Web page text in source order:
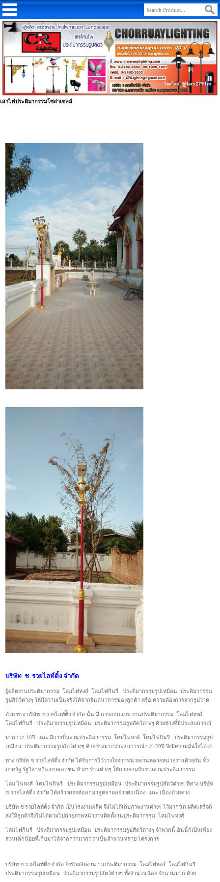
เสาไฟประติมากรรมโซล่าเซลล์
บริษัท ช รวยไลท์ติ้ง จำกัด
ผู้ผลิตงานประติมากรรม โคมไฟหงส์ โคมไฟกินรี ประติมากรรมรูปเหมือน ประติมากรรม
รูปสัตว์ต่างๆ ให้มีความเป็นจริงได้จากจินตนาการของลูกค้า หรือ ความต้องการจากรูปวาด
ด้วย ทาง บริษัท ช รวยไลท์ต้ิง จำกัด นั้น มี การออกแบบ งานประติมากรรม โคมไฟหงส์
โคมไฟกินรี ประติมากรรมรูปเหมือน ประติมากรรมรูปสัตว์ต่างๆ ด้วยช่างที่มีประสบการณ์
มากกว่า 10ปี และ มีการปั่นงานประติมากรรม โคมไฟหงส์ โคมไฟกินรี ประติมากรรมรูป
เหมือน ประติมากรรมรูปสัตว์ต่างๆ ด้วยช่างมากประสบการณ์กว่า 20ปี จึงมีความมั่นใจได้ว่า
ทาง บริษัท ช รวยไลท์ติ้ง จำกัด ได้รับการไว้วางใจจากหน่วยงานหลายหน่วยงานด้วยกัน ทั้ง
ภาครัฐ รัฐวิสาหกิจ ภาคเอกชน ห้างฯ ร้านต่างๆ ให้การยอมรับงานงานประติมากรรม
โคม ไฟหงส์ โคมไฟกินรี ประติมากรรมรูปเหมือน ประติมากรรมรูปสัตว์ต่างๆ ที่ทาง บริษัท
ช รวยไลท์ติ้ง จำกัด ได้สร้างสรรค์ออกมาสู่ตลาดอย่างต่อเนื่อง และ เนื่่องด้วยทาง
บริษัท ช รวยไลท์ติ้ง จำกัด เป็นโรงงานผลิต จึงไม่ได้เก็บภาพงานต่างๆ ไว้มากนัก ผลิตเสร็จก็
ส่งให้ลูกค้าจึงไม่ได้ตามไปถ่ายภาพหน้างานติดตั้งานประติมากรรม โคมไฟหงส์
โคมไฟกินรี ประติมากรรมรูปเหมือน ประติมากรรมรูปสัตว์ต่างๆ จำพวกนี้ อันนี้ก้เป็นเพียง
ส่วนเล็กน้อยที่เก็บมาได้จากกว่ามากกว่าเป็นจำนวนหลาย โครงการ
บริษัท ช รวยไลท์ติ้ง จำกัด ยังรับผลิตงาน านประติมากรรม โคมไฟหงส์ โคมไฟกินรี
ประติมากรรมรูปเหมือน ประติมากรรมรูปสัตว์ต่างๆ ทั้งจำนวนน้อย จำนวนมาก ด้วย